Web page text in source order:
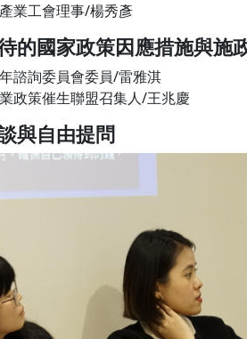
業工會理事/楊秀彥
的國家政策因應措施與施
諮詢委員會委員/雷雅淇
政策催生聯盟召集人/王兆慶
與自由提問